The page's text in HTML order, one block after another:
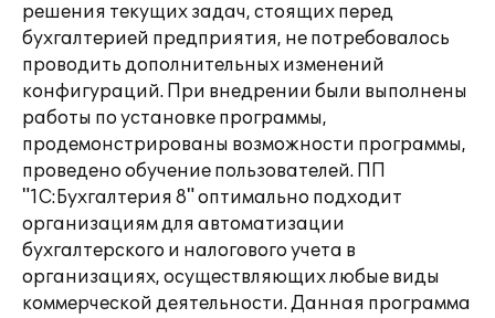
решения текущих задач, стоящих перед
бухгалтерией предприятия, не потребовалось
проводить дополнительных изменений
конфигураций. При внедрении были выполнены
работы по установке программы,
продемонстрированы возможности программы,
проведено обучение пользователей. ПП
"1C:Бухгалтерия 8" оптимально подходит
организациям для автоматизации
бухгалтерского и налогового учета в
организациях, осуществляющих любые виды
коммерческой деятельности. Данная программа